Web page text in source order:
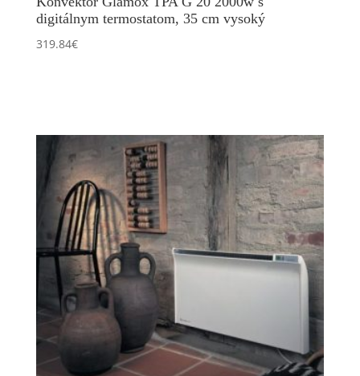
digitálnym termostatom, 35 cm vysoký
319.84€